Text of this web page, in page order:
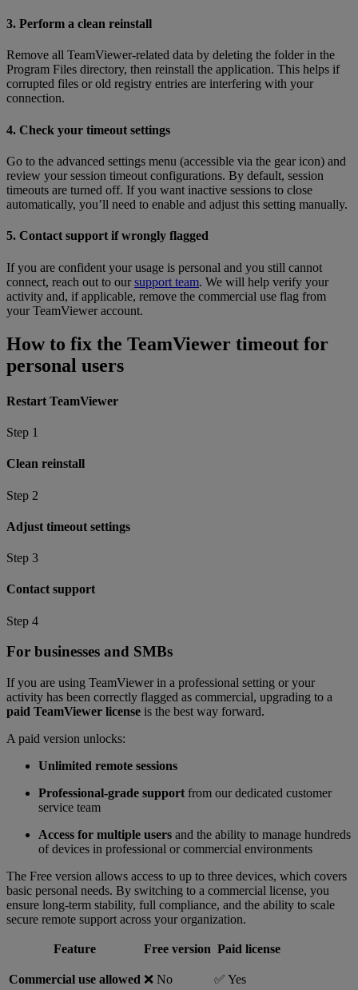
3. Perform a clean reinstall
Remove all TeamViewer-related data by deleting the folder in the
Program Files directory, then reinstall the application. This helps if
corrupted files or old registry entries are interfering with your
connection.
4. Check your timeout settings
Go to the advanced settings menu (accessible via the gear icon) and
review your session timeout configurations. By default, session
timeouts are turned off. If you want inactive sessions to close
automatically, you’ll need to enable and adjust this setting manually.
5. Contact support if wrongly flagged
If you are confident your usage is personal and you still cannot
connect, reach out to oursupport team. We will help verify your
activity and, if applicable, remove the commercial use flag from
your TeamViewer account.
How to fix the TeamViewer timeout for
personal users
Restart TeamViewer
Step 1
Clean reinstall
Step 2
Adjust timeout settings
Step 3
Contact support
Step 4
For businesses and SMBs
If you are using TeamViewer in a professional setting or your
activity has been correctly flagged as commercial, upgrading to a
paid TeamViewer license is the best way forward.
A paid version unlocks:
Unlimited remote sessions
Professional-grade support from our dedicated customer
service team
Access for multiple users and the ability to manage hundreds
of devices in professional or commercial environments
The Free version allows access to up to three devices, which covers
basic personal needs. By switching to a commercial license, you
ensure long-term stability, full compliance, and the ability to scale
secure remote support across your organization.
Feature Free version Paid license
Commercial use allowed ❌ No ✅ Yes